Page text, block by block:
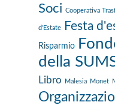
Soci Cooperativa
d'Estate Festa
Risparmio
della
Libro Malesia Monet